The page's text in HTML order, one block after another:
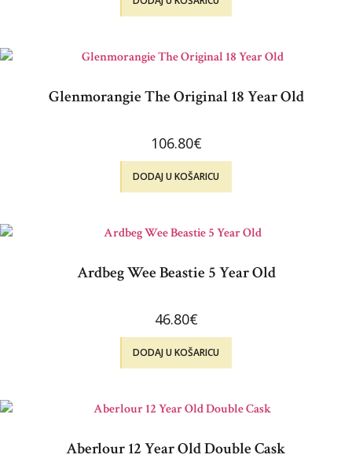
Glenmorangie The Original 18 Year Old
106.80€
DODAJ U KOŠARICU
Ardbeg Wee Beastie 5 Year Old
46.80€
DODAJ U KOŠARICU
Aberlour 12 Year Old Double Cask